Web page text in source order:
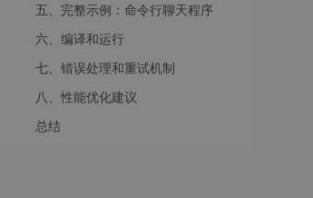
五、完整示例：命令行聊天程序
六、编译和运行
七、错误处理和重试机制
八、性能优化建议
总结